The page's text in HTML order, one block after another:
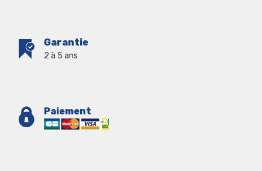
Garantie
2 à 5 ans
Paiement